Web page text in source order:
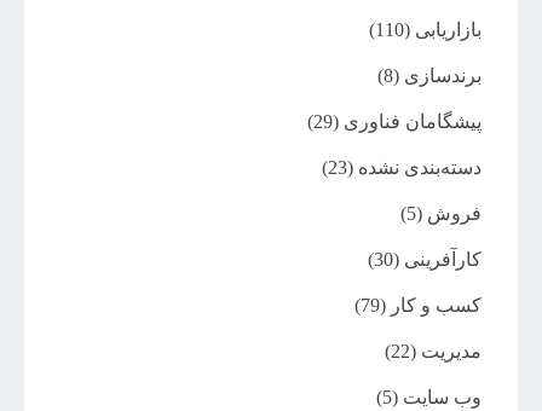
بازاریابی (110)
برندسازی (8)
پیشگامان فناوری (29)
دسته‌بندی نشده (23)
فروش (5)
کارآفرینی (30)
کسب و کار (79)
مدیریت (22)
وب سایت (5)